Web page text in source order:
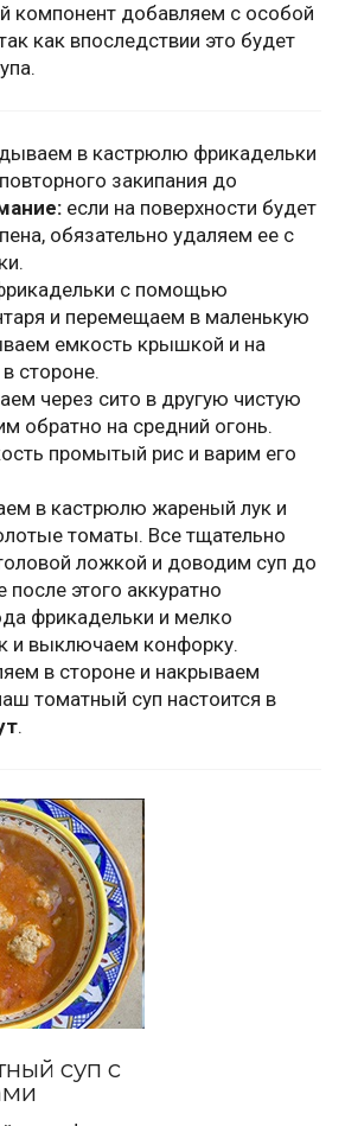
компонент добавляем с особой
как впоследствии это будет
в кастрюлю фрикадельки
закипания до
если на поверхности будет
обязательно удаляем ее с
с помощью
и перемещаем в маленькую
емкость крышкой и на
стороне.
через сито в другую чистую
обратно на средний огонь.
промытый рис и варим его
в кастрюлю жареный лук и
томаты. Все тщательно
ложкой и доводим суп до
после этого аккуратно
фрикадельки и мелко
и выключаем конфорку.
в стороне и накрываем
томатный суп настоится в
.
суп с